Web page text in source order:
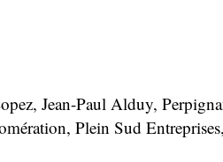
, Jean-Paul Alduy,
, Plein Sud Entreprises